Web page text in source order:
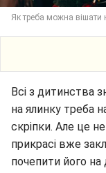
Як треба можна вішати
Всі з дитинства
на ялинку треба
скріпки. Але це
прикрасі вже
почепити його на